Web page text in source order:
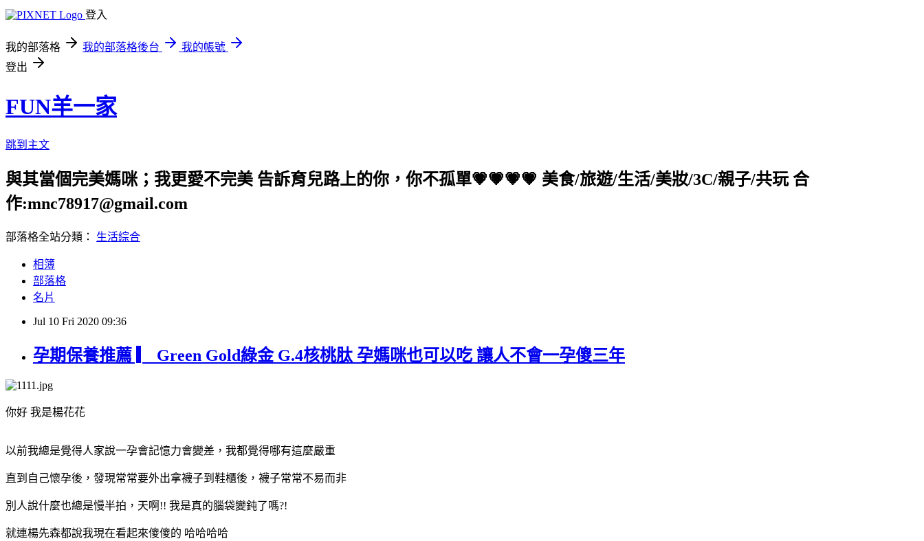
登入
我的部落格 我的部落格後台
我的帳號
登出
FUN羊一家
跳到主文
與其當個完美媽咪；我更愛不完美 告訴育兒路上的你，你不孤單💗💗💗💗 美食/旅遊/生活/美妝/3C/親子/共玩 合
作:mnc78917@gmail.com
部落格全站分類： 生活綜合
相簿
部落格
名片
Jul 10 Fri 2020 09:36
孕期保養推薦 ▎ Green Gold綠金 G.4核桃肽 孕媽咪也可以吃 讓人不會一孕傻三年
你好 我是楊花花
以前我總是覺得人家說一孕會記憶力會變差，我都覺得哪有這麼嚴重
直到自己懷孕後，發現常常要外出拿襪子到鞋櫃後，襪子常常不易而非
別人說什麼也總是慢半拍，天啊!! 我是真的腦袋變鈍了嗎?!
就連楊先森都說我現在看起來傻傻的 哈哈哈哈